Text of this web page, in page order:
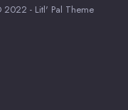
2022 - Litl' Pal Theme